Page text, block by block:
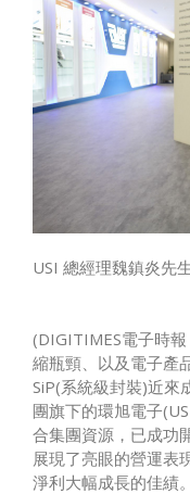
USI 總經理魏鎮炎先
(DIGITIMES電子時
縮瓶頸、以及電子產
SiP(系統級封裝)近來
團旗下的環旭電子
合集團資源，已成功
展現了亮眼的營運表
淨利大幅成長的佳績。